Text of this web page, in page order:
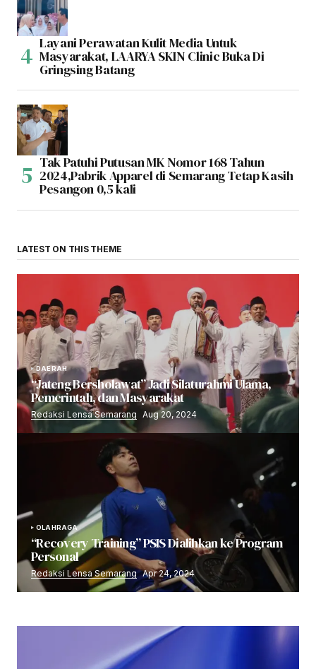
Layani Perawatan Kulit Media Untuk
Masyarakat, LAARYA SKIN Clinic Buka Di
Gringsing Batang
Tak Patuhi Putusan MK Nomor 168 Tahun
2024,Pabrik Apparel di Semarang Tetap Kasih
Pesangon 0,5 kali
LATEST ON THIS THEME
DAERAH
“Jateng Bersholawat” Jadi Silaturahmi Ulama,
Pemerintah, dan Masyarakat
Redaksi Lensa Semarang Aug 20, 2024
OLAHRAGA
“Recovery Training” PSIS Dialihkan ke Program
Personal
Redaksi Lensa Semarang Apr 24, 2024